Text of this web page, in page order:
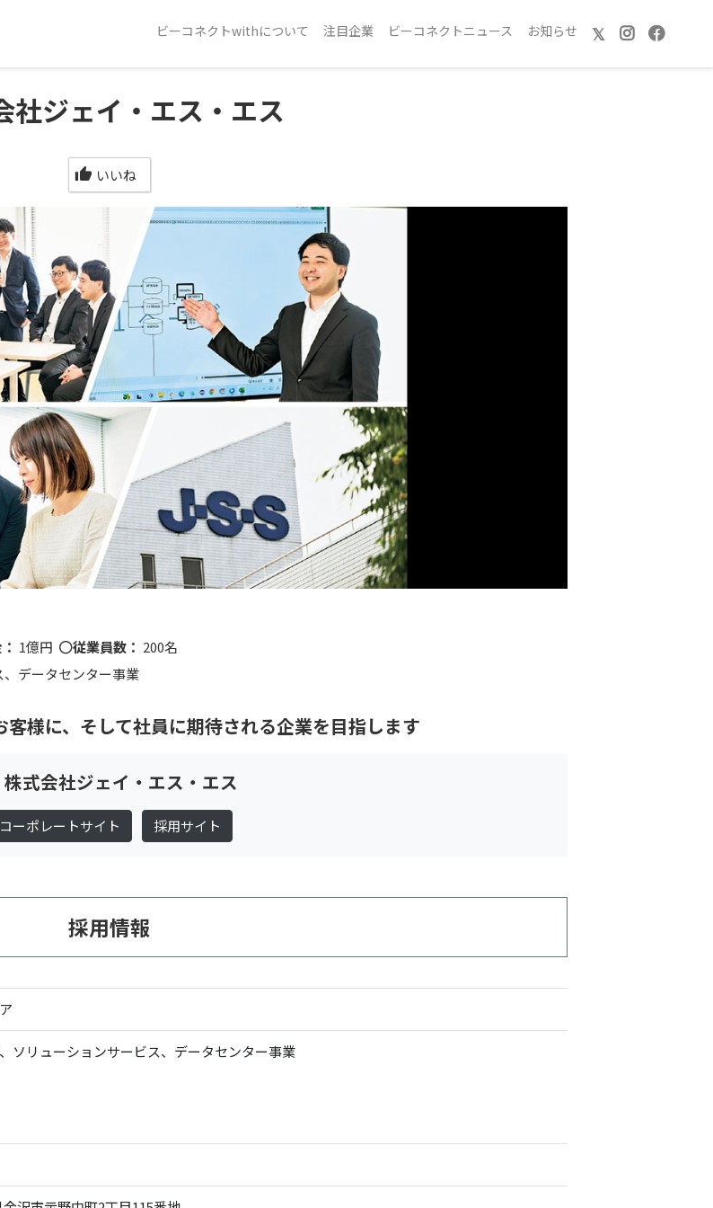
ビーコネクトwithについて 注目企業 ビーコネクトニュース お知らせ 𝕏
社ジェイ・エス・エス
いいね
1億円 従業員数： 200名
データセンター事業
客様に、そして社員に期待される企業を目指します
株式会社ジェイ・エス・エス
コーポレートサイト 採用サイト
採用情報
ソリューションサービス、データセンター事業